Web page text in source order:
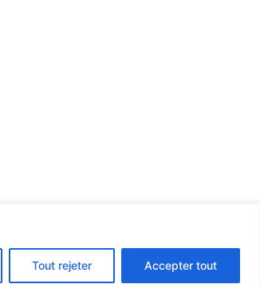
Tout rejeter Accepter tout
Jsemproduction